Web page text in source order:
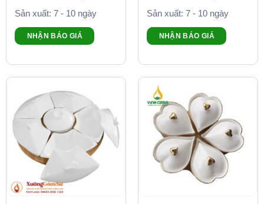
Sản xuất: 7 - 10 ngày
NHẬN BÁO GIÁ
Sản xuất: 7 - 10 ngày
NHẬN BÁO GIÁ